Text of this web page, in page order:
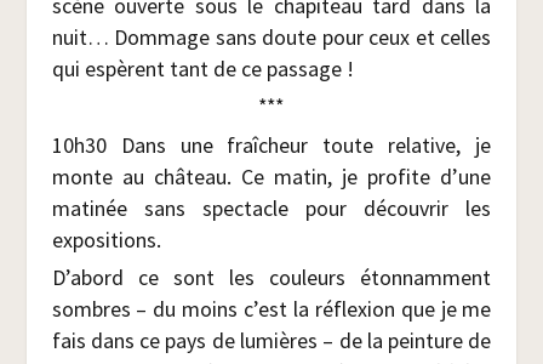
nuit… Dom­mage sans doute pour ceux et celles
qui espèrent tant de ce passage !
***
10h30 Dans une fraî­cheur toute rela­tive, je
monte au châ­teau. Ce matin, je pro­fite d’une
mati­née sans spec­tacle pour décou­vrir les
expositions.
D’abord ce sont les cou­leurs éton­nam­ment
sombres – du moins c’est la réflexion que je me
fais dans ce pays de lumières – de la pein­ture de